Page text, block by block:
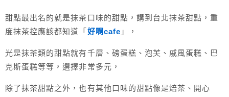
甜點最出名的就是抹茶口味的甜點，講到台北抹茶甜點，重
度抹茶控應該都知道「 好啊cafe 」，
光是抹茶類的甜點就有千層、磅蛋糕、泡芙、戚風蛋糕、巴
克斯蛋糕等等，選擇非常多元，
除了抹茶甜點之外，也有其他口味的甜點像是焙茶、開心